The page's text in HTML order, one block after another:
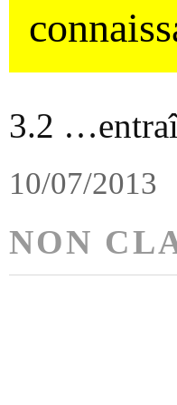
3.2
10/07/2013
NON